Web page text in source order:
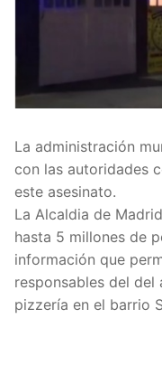
La administración
con las autoridades
este asesinato.
La Alcaldia de
hasta 5 millones de
información que
responsables del
pizzería en el barrio